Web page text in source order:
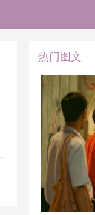
热门图文